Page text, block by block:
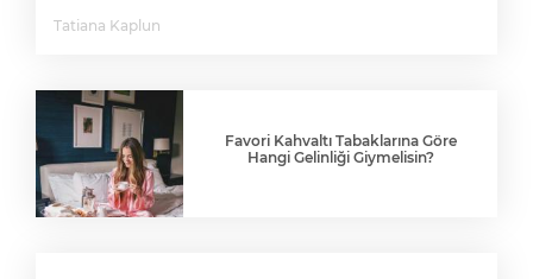
Tatiana Kaplun
Favori Kahvaltı Tabaklarına Göre
Hangi Gelinliği Giymelisin?